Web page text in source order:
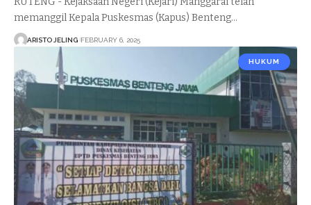
memanggil Kepala Puskesmas (Kapus) Benteng…
ARISTO JELING FEBRUARY 6, 2025
HUKUM